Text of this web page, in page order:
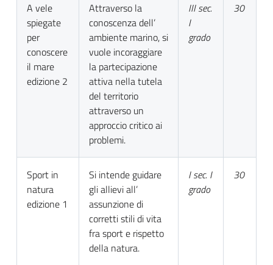
A vele
spiegate
per
conoscere
il mare
edizione 2
Attraverso la
conoscenza dell’
ambiente marino, si
vuole incoraggiare
la partecipazione
attiva nella tutela
del territorio
attraverso un
approccio critico ai
problemi.
III sec.
I
grado
30
Sport in
natura
edizione 1
Si intende guidare
gli allievi all’
assunzione di
corretti stili di vita
fra sport e rispetto
della natura.
I sec. I
grado
30